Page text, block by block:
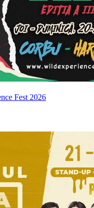
Fest 2026